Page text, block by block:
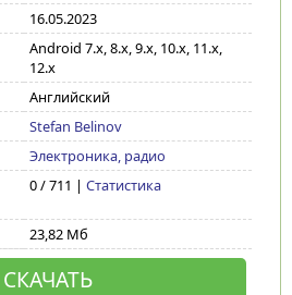
16.05.2023
Android 7.x, 8.x, 9.x, 10.x, 11.x,
12.x
Английский
Stefan Belinov
Электроника, радио
0 / 711 | Статистика
23,82 Мб
СКАЧАТЬ